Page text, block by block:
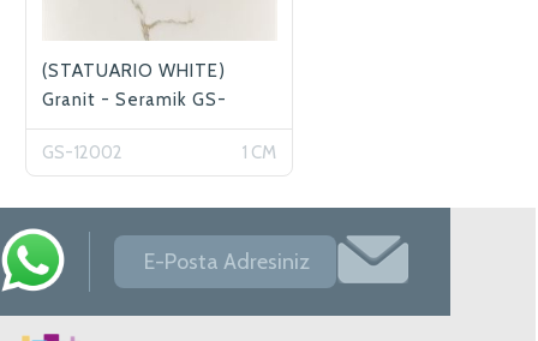
(STATUARIO WHITE)
Granit - Seramik GS-
12002
GS-12002
1 CM